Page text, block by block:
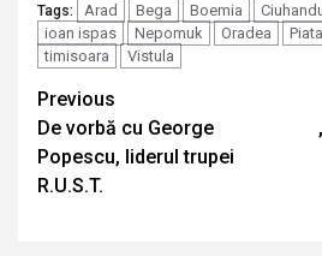
Tags: Arad Bega Boemia
ioan ispas
Nepomuk Oradea
timisoara
Vistula
Continue
Reading
Previous
De vorbă cu George
Popescu, liderul trupei
R.U.S.T.